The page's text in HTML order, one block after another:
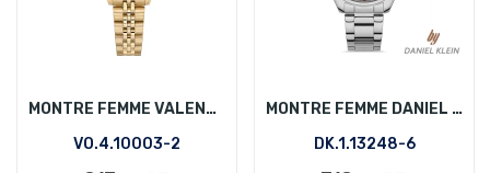
MONTRE FEMME VALENTINO ORLANDI VO.4.10003-2
VO.4.10003-2
MONTRE FEMME DANIEL KLEIN DK.1.13248-6
DK.1.13248-6